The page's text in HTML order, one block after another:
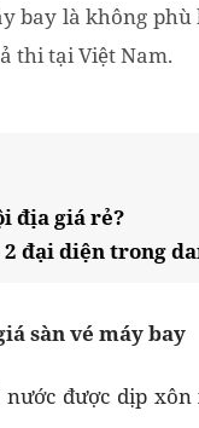
bay là không
thi tại Việt Nam.
địa giá rẻ?
đại diện trong
sàn vé máy bay
được dịp